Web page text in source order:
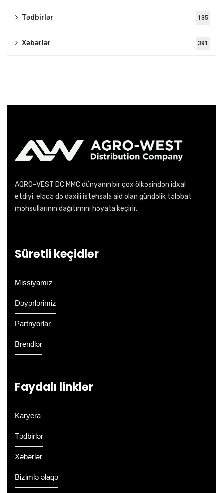
Tədbirlər 135
Xəbərlər 391
AQRO–VEST DC MMC dünyanın bir çox ölkəsindən idxal
etdiyi, eləcə də daxili istehsala aid olan gündəlik tələbat
məhsullarının dağıtımını həyata keçirir.
Sürətli keçidlər
Missiyamız
Dəyərlərimiz
Partnyorlar
Brendlər
Faydalı linklər
Karyera
Tədbirlər
Xəbərlər
Bizimlə əlaqə